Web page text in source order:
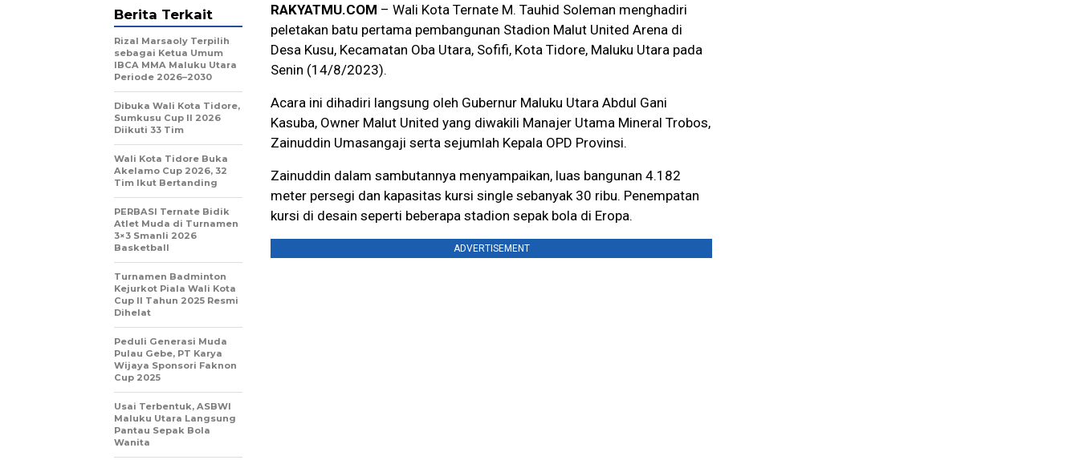
RAKYATMU.COM – Wali Kota Ternate M. Tauhid Soleman menghadiri
peletakan batu pertama pembangunan Stadion Malut United Arena di
Desa Kusu, Kecamatan Oba Utara, Sofifi, Kota Tidore, Maluku Utara pada
Senin (14/8/2023).
Acara ini dihadiri langsung oleh Gubernur Maluku Utara Abdul Gani
Kasuba, Owner Malut United yang diwakili Manajer Utama Mineral Trobos,
Zainuddin Umasangaji serta sejumlah Kepala OPD Provinsi.
Zainuddin dalam sambutannya menyampaikan, luas bangunan 4.182
meter persegi dan kapasitas kursi single sebanyak 30 ribu. Penempatan
kursi di desain seperti beberapa stadion sepak bola di Eropa.
ADVERTISEMENT
Berita Terkait
Rizal Marsaoly Terpilih
sebagai Ketua Umum
IBCA MMA Maluku Utara
Periode 2026–2030
Dibuka Wali Kota Tidore,
Sumkusu Cup II 2026
Diikuti 33 Tim
Wali Kota Tidore Buka
Akelamo Cup 2026, 32
Tim Ikut Bertanding
PERBASI Ternate Bidik
Atlet Muda di Turnamen
3×3 Smanli 2026
Basketball
Turnamen Badminton
Kejurkot Piala Wali Kota
Cup II Tahun 2025 Resmi
Dihelat
Peduli Generasi Muda
Pulau Gebe, PT Karya
Wijaya Sponsori Faknon
Cup 2025
Usai Terbentuk, ASBWI
Maluku Utara Langsung
Pantau Sepak Bola
Wanita